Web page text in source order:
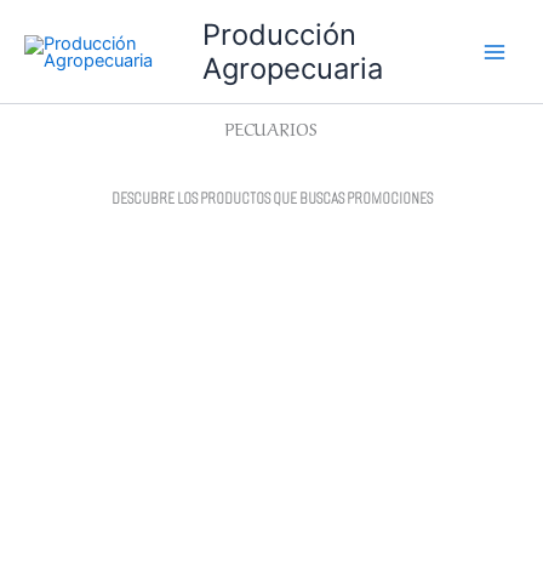
contenido
Producción
Agropecuaria
PECUARIOS
DESCUBRE LOS PRODUCTOS QUE BUSCAS PROMOCIONES